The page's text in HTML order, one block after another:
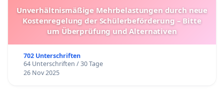
Unverhältnismäßige Mehrbelastungen durch neue
Kostenregelung der Schülerbeförderung – Bitte
um Überprüfung und Alternativen
702 Unterschriften
64 Unterschriften / 30 Tage
26 Nov 2025